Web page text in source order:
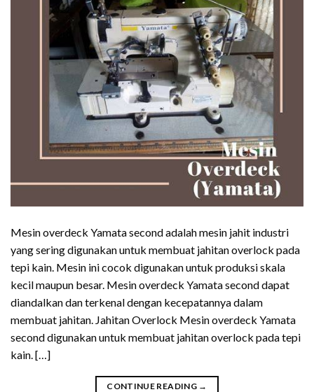
Mesin overdeck Yamata second adalah mesin jahit industri
yang sering digunakan untuk membuat jahitan overlock pada
tepi kain. Mesin ini cocok digunakan untuk produksi skala
kecil maupun besar. Mesin overdeck Yamata second dapat
diandalkan dan terkenal dengan kecepatannya dalam
membuat jahitan. Jahitan Overlock Mesin overdeck Yamata
second digunakan untuk membuat jahitan overlock pada tepi
kain. […]
CONTINUE READING →